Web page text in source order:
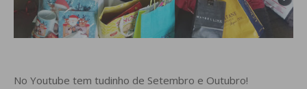
No Youtube tem tudinho de Setembro e Outubro!